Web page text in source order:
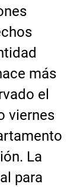
más
el
viernes
La
para